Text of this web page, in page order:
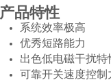
产品特性
系统效率极高
优秀短路能力
出色低电磁干扰特
可靠开关速度控制